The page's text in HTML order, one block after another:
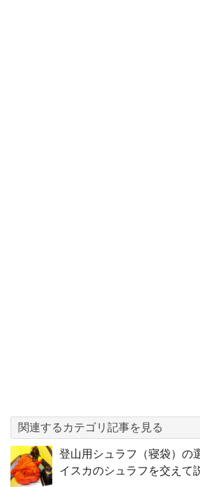
関連するカテゴリ記事を見る
登山用シュラフ（寝袋）の
イスカのシュラフを交えて